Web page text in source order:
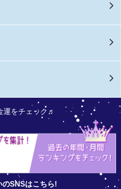
運をチェック♬
のSNSはこちら!